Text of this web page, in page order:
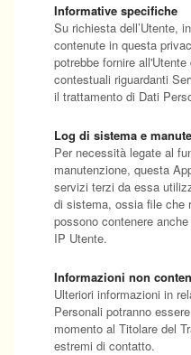
Informative specifiche
Su richiesta dell’Utente,
contenute in questa
potrebbe fornire
contestuali riguardanti
il trattamento di Dati
Log di sistema e
Per necessità legate al
manutenzione, questa
servizi terzi da essa
di sistema, ossia file che
possono contenere
IP Utente.
Informazioni non
Ulteriori informazioni in
Personali potranno
momento al Titolare del
estremi di contatto.